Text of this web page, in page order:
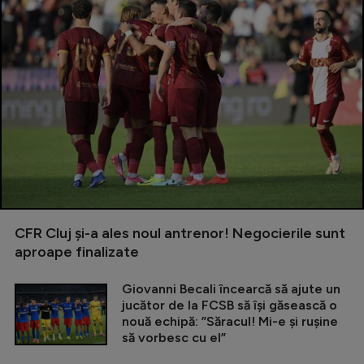
CFR Cluj și-a ales noul antrenor! Negocierile sunt
aproape finalizate
Giovanni Becali încearcă să ajute un
jucător de la FCSB să își găsească o
nouă echipă: ”Săracul! Mi-e și rușine
să vorbesc cu el”